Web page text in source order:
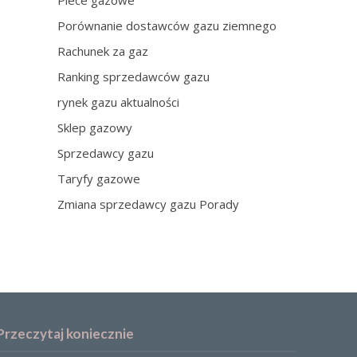
Porównanie dostawców gazu ziemnego
Rachunek za gaz
Ranking sprzedawców gazu
rynek gazu aktualności
Sklep gazowy
Sprzedawcy gazu
Taryfy gazowe
Zmiana sprzedawcy gazu Porady
koniecznie